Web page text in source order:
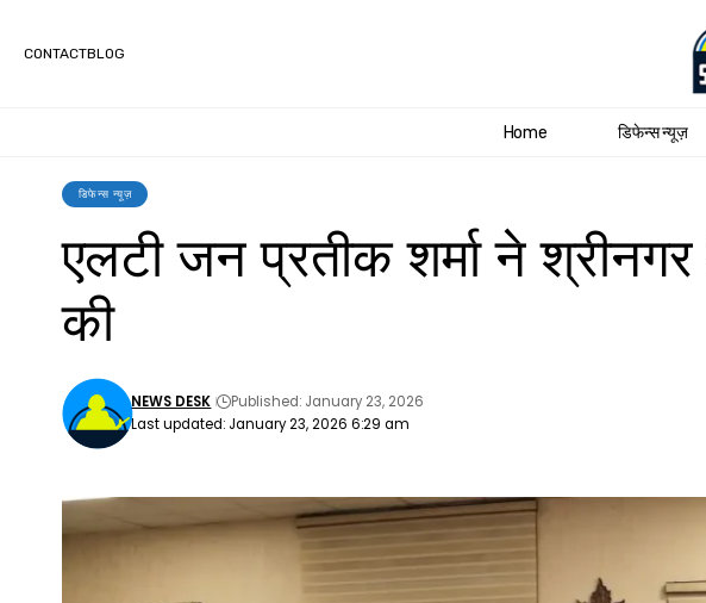
CONTACTBLOG
Home डिफेन्स न्यूज़
डिफेन्स न्यूज़
एलटी जन प्रतीक शर्मा ने श्रीनगर
की
Last updated: January 23, 2026 6:29 am
NEWS DESK Published: January 23, 2026